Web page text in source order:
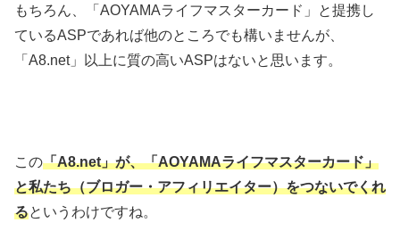
もちろん、「AOYAMAライフマスターカード」と提携し
ているASPであれば他のところでも構いませんが、
「A8.net」以上に質の高いASPはないと思います。
この「A8.net」が、「AOYAMAライフマスターカード」
と私たち（ブロガー・アフィリエイター）をつないでくれ
るというわけですね。